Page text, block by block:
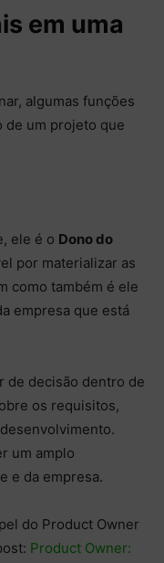
em uma
algumas funções
de um projeto que
ele é o Dono do
por materializar as
como também é ele
empresa que está
de decisão dentro de
os requisitos,
um amplo
e da empresa.
do Product Owner
Product Owner: